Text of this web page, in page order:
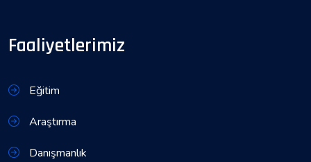
Faaliyetlerimiz
Eğitim
Araştırma
Danışmanlık